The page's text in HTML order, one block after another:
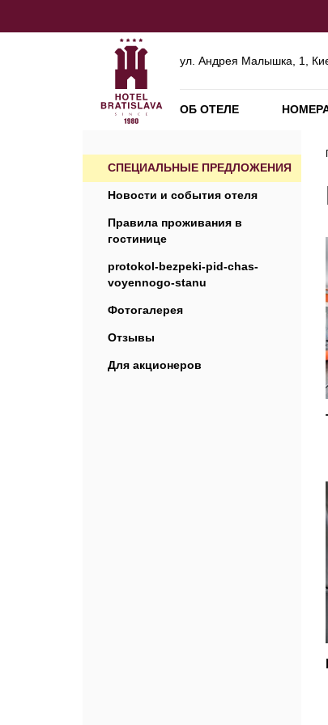
ул. Андрея Малышка, 1,
ОБ ОТЕЛЕ
СПЕЦИАЛЬНЫЕ ПРЕДЛОЖЕНИЯ
Новости и события отеля
Правила проживания в
гостинице
protokol-bezpeki-pid-chas-
voyennogo-stanu
Фотогалерея
Отзывы
Для акционеров